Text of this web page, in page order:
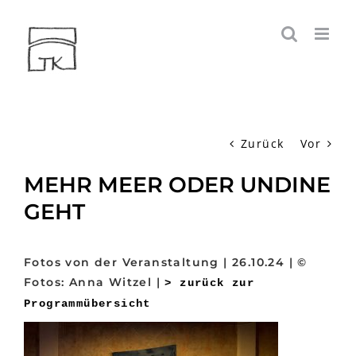
Inhalt
springen
Zurück Vor
MEHR MEER ODER UNDINE
GEHT
Fotos von der Veranstaltung | 26.10.24 | ©
Fotos: Anna Witzel |> zurück zur
Programmübersicht